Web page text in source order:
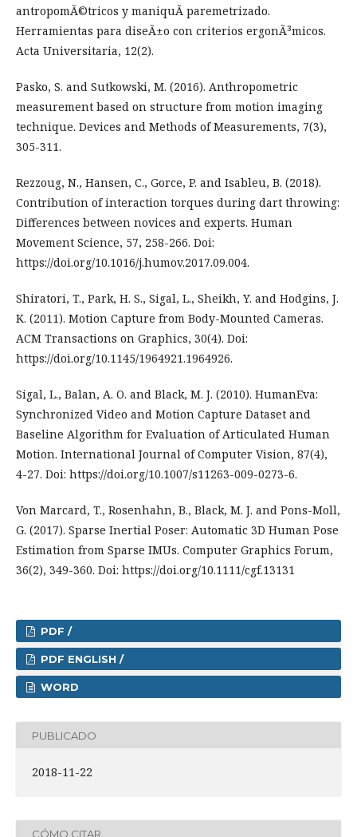
antropomÃ©tricos y maniquÃ­ paremetrizado.
Herramientas para diseÃ±o con criterios ergonÃ³micos.
Acta Universitaria, 12(2).
Pasko, S. and Sutkowski, M. (2016). Anthropometric
measurement based on structure from motion imaging
technique. Devices and Methods of Measurements, 7(3),
305-311.
Rezzoug, N., Hansen, C., Gorce, P. and Isableu, B. (2018).
Contribution of interaction torques during dart throwing:
Differences between novices and experts. Human
Movement Science, 57, 258-266. Doi:
https://doi.org/10.1016/j.humov.2017.09.004.
Shiratori, T., Park, H. S., Sigal, L., Sheikh, Y. and Hodgins, J.
K. (2011). Motion Capture from Body-Mounted Cameras.
ACM Transactions on Graphics, 30(4). Doi:
https://doi.org/10.1145/1964921.1964926.
Sigal, L., Balan, A. O. and Black, M. J. (2010). HumanEva:
Synchronized Video and Motion Capture Dataset and
Baseline Algorithm for Evaluation of Articulated Human
Motion. International Journal of Computer Vision, 87(4),
4-27. Doi: https://doi.org/10.1007/s11263-009-0273-6.
Von Marcard, T., Rosenhahn, B., Black, M. J. and Pons-Moll,
G. (2017). Sparse Inertial Poser: Automatic 3D Human Pose
Estimation from Sparse IMUs. Computer Graphics Forum,
36(2), 349-360. Doi: https://doi.org/10.1111/cgf.13131
PDF /
PDF ENGLISH /
WORD
PUBLICADO
2018-11-22
CÓMO CITAR